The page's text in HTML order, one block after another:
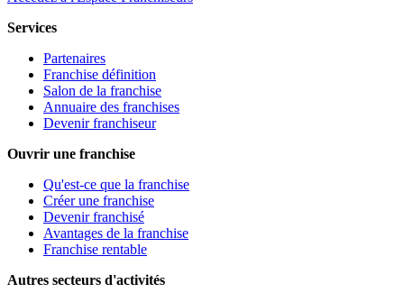
Services
Partenaires
Franchise définition
Salon de la franchise
Annuaire des franchises
Devenir franchiseur
Ouvrir une franchise
Qu'est-ce que la franchise
Créer une franchise
Devenir franchisé
Avantages de la franchise
Franchise rentable
Autres secteurs d'activités